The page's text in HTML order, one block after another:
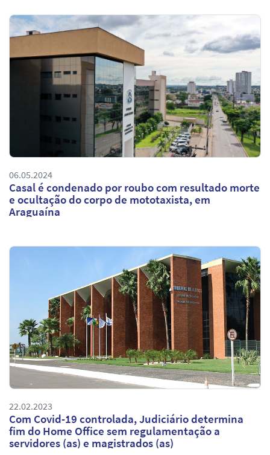
06.05.2024
Casal é condenado por roubo com resultado morte
e ocultação do corpo de mototaxista, em
Araguaína
22.02.2023
Com Covid-19 controlada, Judiciário determina
fim do Home Office sem regulamentação a
servidores (as) e magistrados (as)